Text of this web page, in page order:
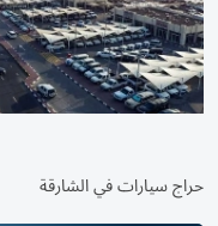
حراج سيارات في الشارقة